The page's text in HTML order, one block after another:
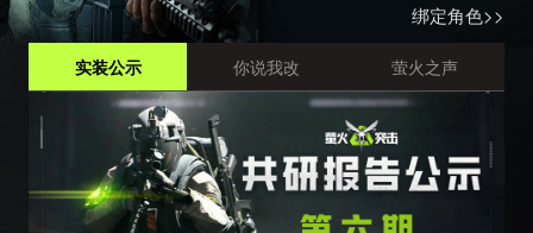
绑定角色>>
实装公示 你说我改 萤火之声